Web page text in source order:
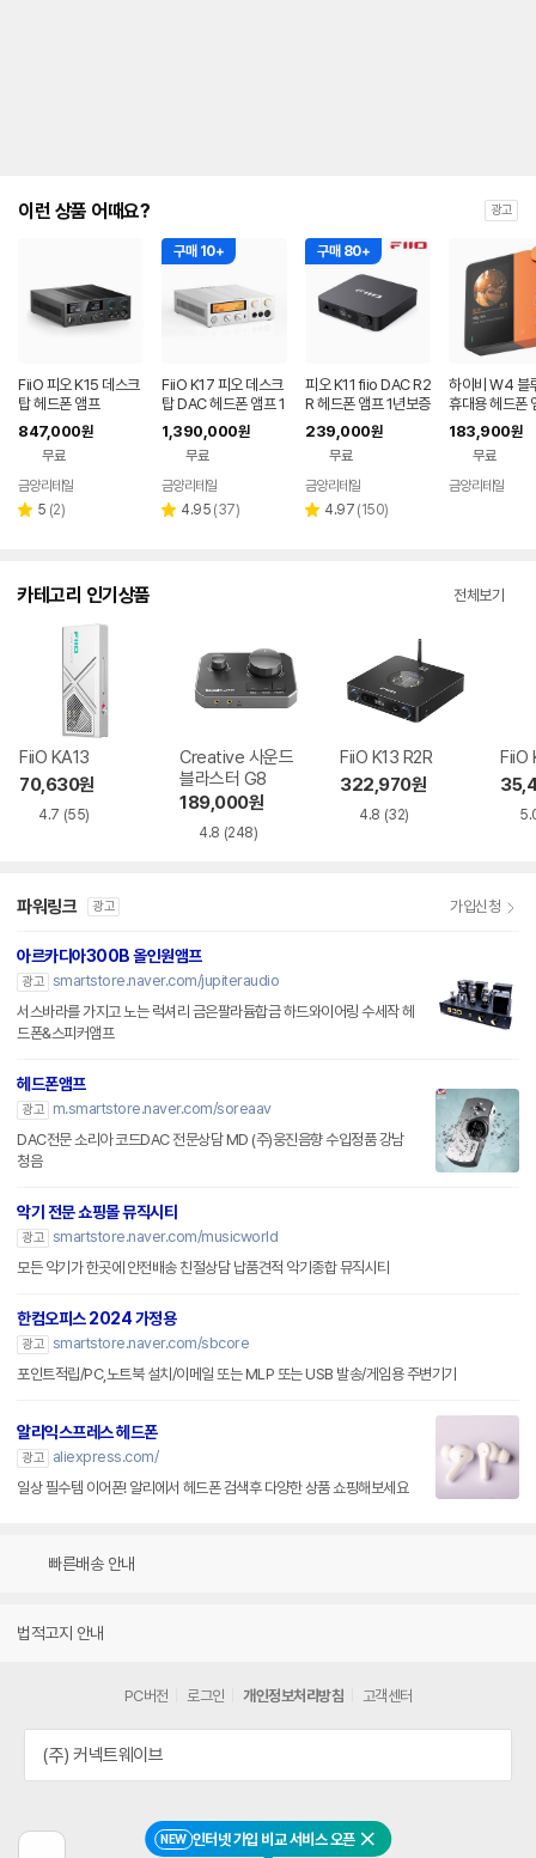
NEW 인터넷 가입 비교 서비스 오픈 닫기
이런 상품 어때요? 광고
FiiO 피오 K15 데스크
탑 헤드폰 앰프
847,000원
무료
금양리테일
별 5 리
(2)
구매 10+
FiiO K17 피오 데스크
탑 DAC 헤드폰 앰프 1
년보증AS
1,390,000원
무료
페이
금양리테일
별 4.95 리
(37)
구매 80+
피오 K11 fiio DAC R2
R 헤드폰 앰프 1년보증
AS
239,000원
무료
페이
금양리테일
별 4.97 리
(150)
하이비 W4 블
휴대용 헤드폰
세이프 마그넷
이트 포함 1년
183,900원
무료
금양리테일
카테고리 인기상품 전체보기
FiiO KA13
70,630원
4.7 (55)
Creative 사운드
블라스터 G8
189,000원
4.8 (248)
FiiO K13 R2R
322,970원
4.8 (32)
FiiO
파워링크 광고 가입신청
아르카디아300B 올인원앰프
광고 smartstore.naver.com/jupiteraudio
서스바라를 가지고 노는 럭셔리 금은팔라듐합금 하드와이어링 수세작 헤
드폰&스피커앰프
헤드폰앰프
광고
m.smartstore.naver.com/soreaav
DAC전문 소리아 코드DAC 전문상담 MD (주)웅진음향 수입정품 강남
청음
악기 전문 쇼핑몰 뮤직시티
광고 smartstore.naver.com/musicworld
모든 악기가 한곳에 안전배송 친절상담 납품견적 악기종합 뮤직시티
한컴오피스 2024 가정용
광고 smartstore.naver.com/sbcore
포인트적립/PC,노트북 설치/이메일 또는 MLP 또는 USB 발송/게임용 주변기기
알리익스프레스 헤드폰
광고
aliexpress.com/
일상 필수템 이어폰! 알리에서 헤드폰 검색후 다양한 상품 쇼핑해보세요
빠른배송 안내
법적고지 안내
PC버전 로그인 개인정보처리방침 고객센터
(주) 커넥트웨이브